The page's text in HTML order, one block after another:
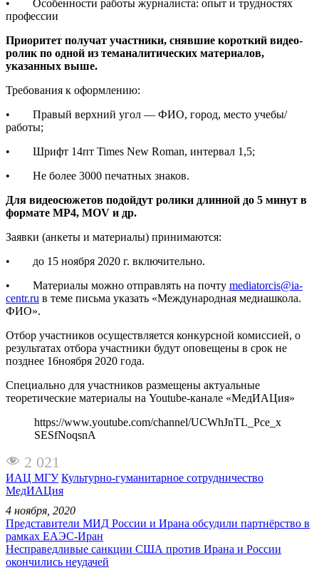
• Особенности работы журналиста: опыт и трудностях
профессии
Приоритет получат участники, снявшие короткий видео-
ролик по одной из теманалитических материалов,
указанных выше.
Требования к оформлению:
• Правый верхний угол — ФИО, город, место учебы/
работы;
• Шрифт 14пт Times New Roman, интервал 1,5;
• Не более 3000 печатных знаков.
Для видеосюжетов подойдут ролики длинной до 5 минут в
формате MP4, MOV и др.
Заявки (анкеты и материалы) принимаются:
• до 15 ноября 2020 г. включительно.
• Материалы можно отправлять на почту mediatorcis@ia-
centr.ru в теме письма указать «Международная медиашкола.
ФИО».
Отбор участников осуществляется конкурсной комиссией, о
результатах отбора участники будут оповещены в срок не
позднее 16ноября 2020 года.
Специально для участников размещены актуальные
теоретические материалы на Youtube-канале «МедИАЦия»
https://www.youtube.com/channel/UCWhJnTL_Pce_x
SESfNoqsnA
2 021
ИАЦ МГУ Культурно-гуманитарное сотрудничество
МедИАЦия
4 ноября, 2020
Представители МИД России и Ирана обсудили партнёрство в
рамках ЕАЭС-Иран
Несправедливые санкции США против Ирана и России
окончились неудачей